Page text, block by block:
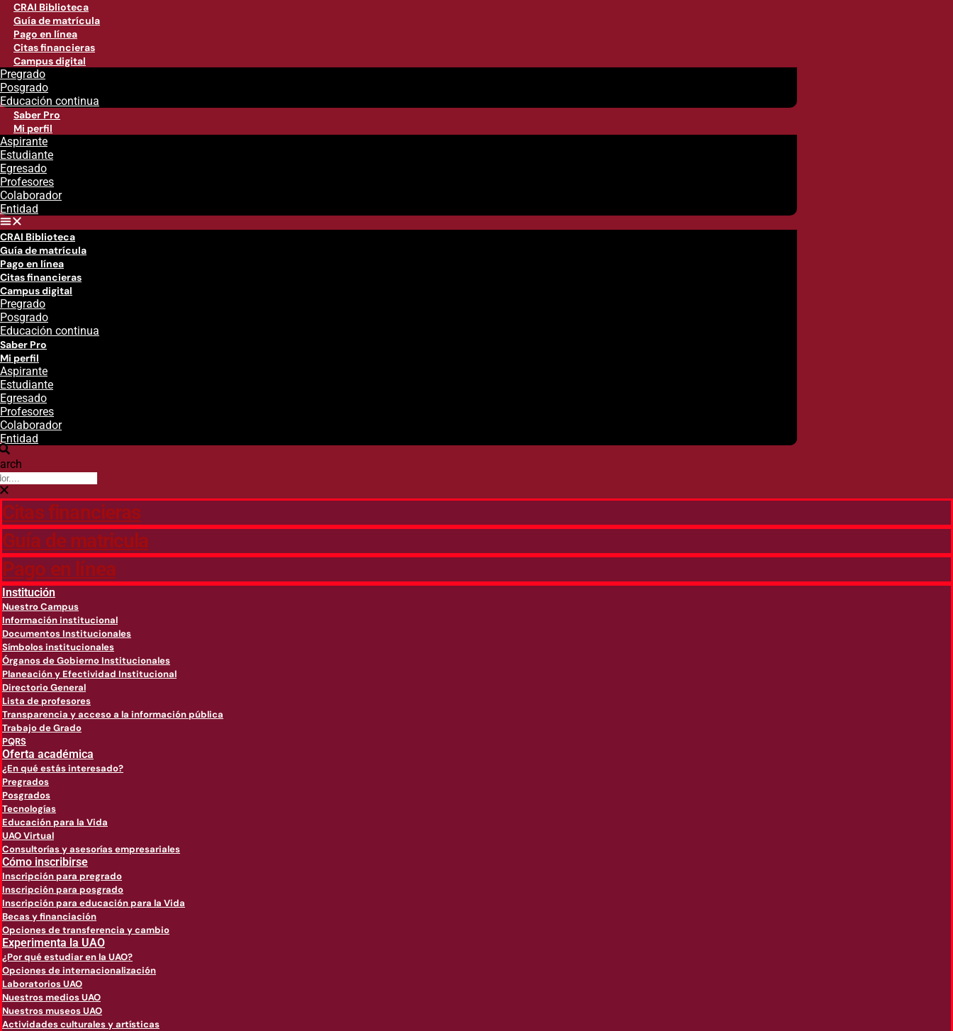
CRAI Biblioteca
Guía de matrícula
Pago en línea
Citas financieras
Campus digital
Pregrado
Posgrado
Educación continua
Saber Pro
Mi perfil
Aspirante
Estudiante
Egresado
Profesores
Colaborador
Entidad
CRAI Biblioteca
Guía de matrícula
Pago en línea
Citas financieras
Campus digital
Pregrado
Posgrado
Educación continua
Saber Pro
Mi perfil
Aspirante
Estudiante
Egresado
Profesores
Colaborador
Entidad
Citas financieras
Guía de matricula
Pago en línea
Institución
Nuestro Campus
Información institucional
Documentos Institucionales
Símbolos institucionales
Órganos de Gobierno Institucionales
Planeación y Efectividad Institucional
Directorio General
Lista de profesores
Transparencia y acceso a la información pública
Trabajo de Grado
PQRS
Oferta académica
¿En qué estás interesado?
Pregrados
Posgrados
Tecnologías
Educación para la Vida
UAO Virtual
Consultorías y asesorías empresariales
Cómo inscribirse
Inscripción para pregrado
Inscripción para posgrado
Inscripción para educación para la Vida
Becas y financiación
Opciones de transferencia y cambio
Experimenta la UAO
¿Por qué estudiar en la UAO?
Opciones de internacionalización
Laboratorios UAO
Nuestros medios UAO
Nuestros museos UAO
Actividades culturales y artísticas